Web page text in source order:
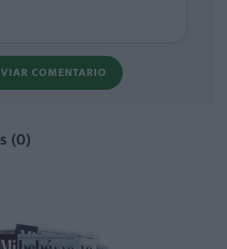
COMENTARIO
(0)